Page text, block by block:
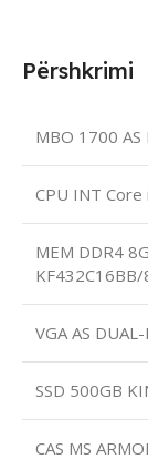
Përshkrimi
MBO 1700 AS
CPU INT
MEM DDR4
KF432C16BB/
VGA AS
SSD 500GB
CAS MS